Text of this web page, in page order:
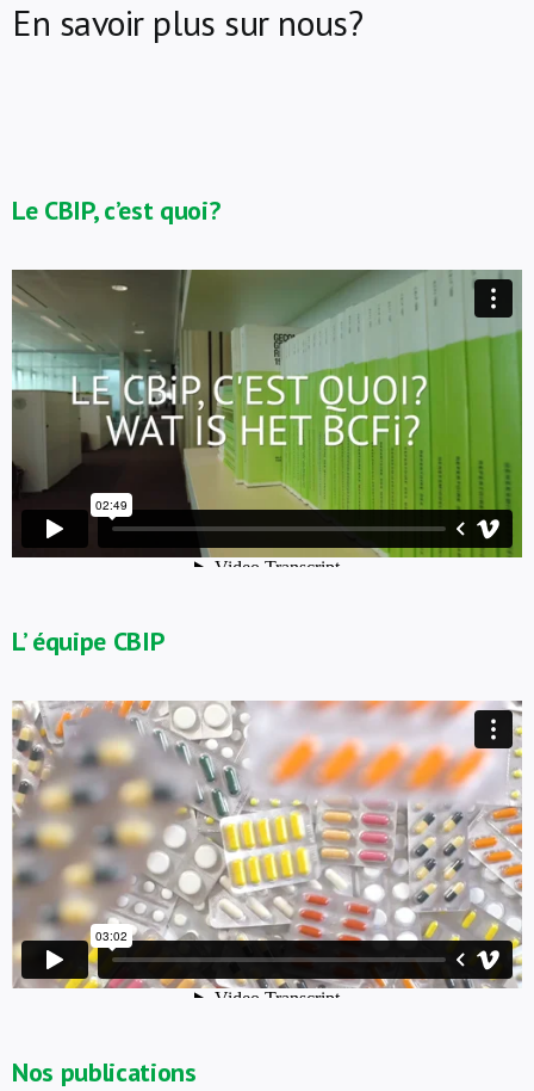
En savoir plus sur nous?
Le CBIP, c’est quoi?
L’ équipe CBIP
Nos publications